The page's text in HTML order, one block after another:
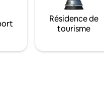
Résidence de
tourisme